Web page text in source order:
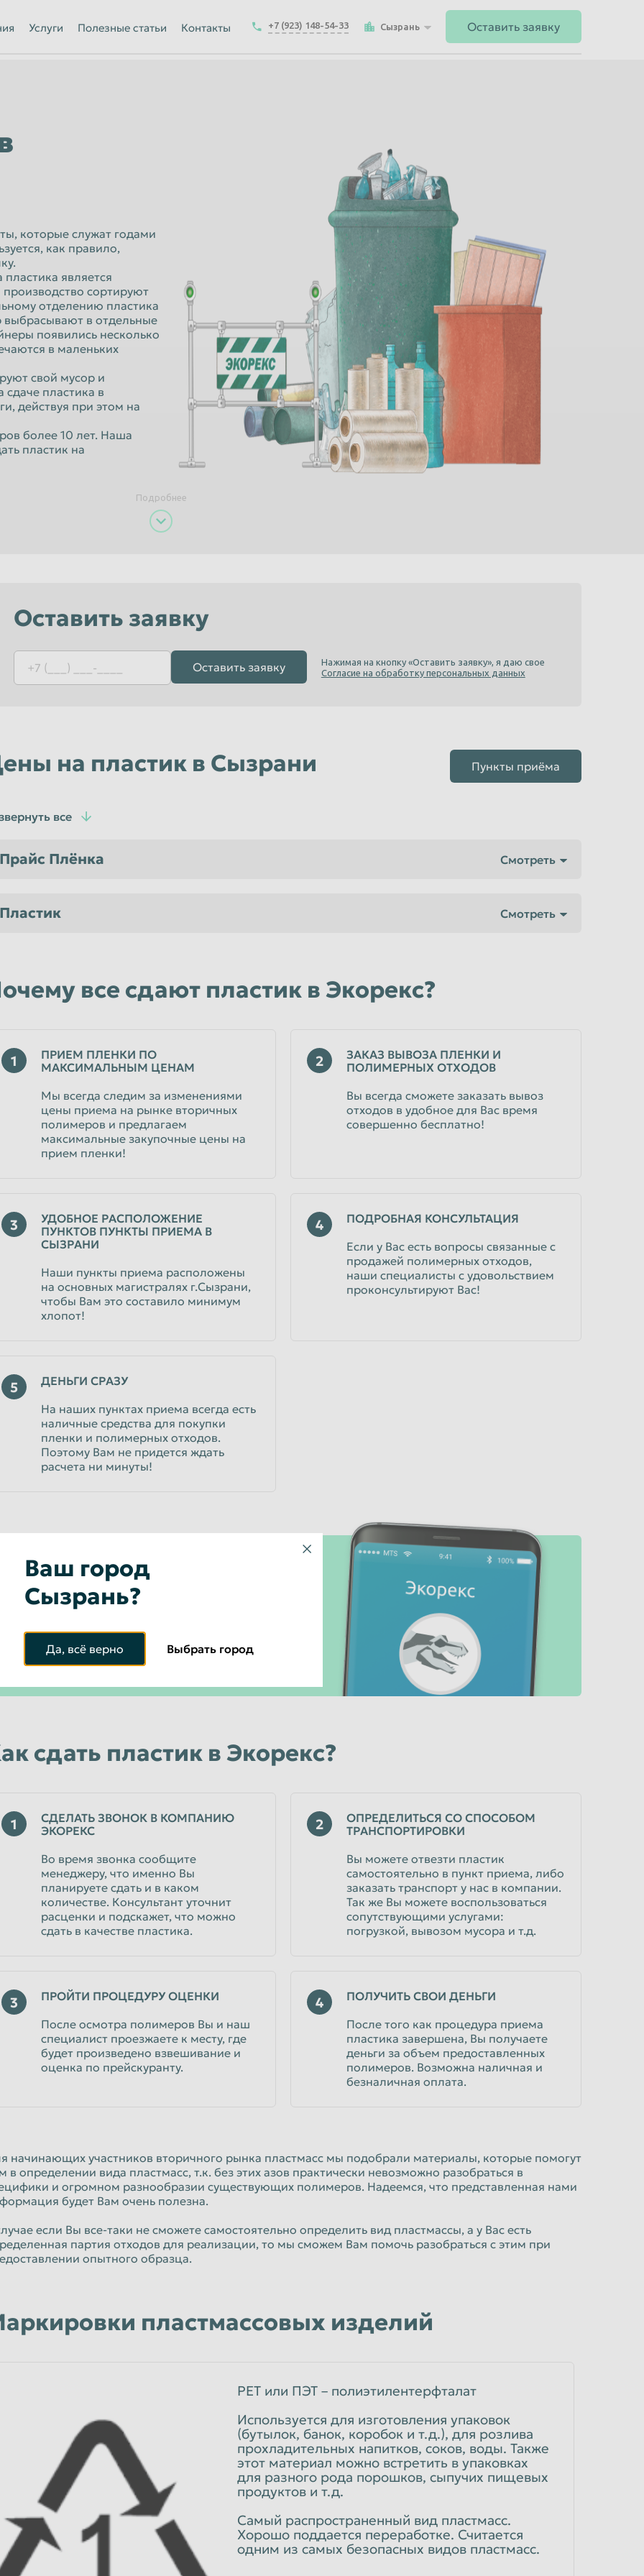
Йошкар-Ола
Новочеркасск
Орёл
Петропавловск-Камчатский
Смоленск
Старый Оскол
Улан-Удэ
Уфа
Услуги Полезные статьи Контакты +7 (923) 148-54-33 Сызрань Оставить заявку
которые служат годами
как правило,
является
сортируют
отделению пластика
выбрасывают в отдельные
появились несколько
в маленьких
свой мусор и
пластика в
действуя при этом на
более 10 лет. Наша
пластик на
Подробнее
Оставить заявку
Оставить заявку
Нажимая на кнопку «Оставить заявку», я даю свое
Согласие на обработку персональных данных
на пластик в Сызрани Пункты приёма
все
Прайс Плёнка
Пластик
все сдают пластик в Экорекс?
1
ПРИЕМ ПЛЕНКИ ПО
МАКСИМАЛЬНЫМ ЦЕНАМ
Мы всегда следим за изменениями
цены приема на рынке вторичных
полимеров и предлагаем
максимальные закупочные цены на
прием пленки!
2
ЗАКАЗ ВЫВОЗА ПЛЕНКИ И
ПОЛИМЕРНЫХ ОТХОДОВ
Вы всегда сможете заказать вывоз
отходов в удобное для Вас время
совершенно бесплатно!
3
УДОБНОЕ РАСПОЛОЖЕНИЕ
ПУНКТОВ ПУНКТЫ ПРИЕМА В
СЫЗРАНИ
Наши пункты приема расположены
на основных магистралях г.Сызрани,
чтобы Вам это составило минимум
хлопот!
4
ПОДРОБНАЯ КОНСУЛЬТАЦИЯ
Если у Вас есть вопросы связанные с
продажей полимерных отходов,
наши специалисты с удовольствием
проконсультируют Вас!
5
ДЕНЬГИ СРАЗУ
На наших пунктах приема всегда есть
наличные средства для покупки
пленки и полимерных отходов.
Поэтому Вам не придется ждать
расчета ни минуты!
Звоните по единому номеру
+7 (923) 148-54-33
Или по телефону +7 (923) 148-54-33
сдать пластик в Экорекс?
1
СДЕЛАТЬ ЗВОНОК В КОМПАНИЮ
ЭКОРЕКС
Во время звонка сообщите
менеджеру, что именно Вы
планируете сдать и в каком
количестве. Консультант уточнит
расценки и подскажет, что можно
сдать в качестве пластика.
2
ОПРЕДЕЛИТЬСЯ СО СПОСОБОМ
ТРАНСПОРТИРОВКИ
Вы можете отвезти пластик
самостоятельно в пункт приема, либо
заказать транспорт у нас в компании.
Так же Вы можете воспользоваться
сопутствующими услугами:
погрузкой, вывозом мусора и т.д.
3
ПРОЙТИ ПРОЦЕДУРУ ОЦЕНКИ
После осмотра полимеров Вы и наш
специалист проезжаете к месту, где
будет произведено взвешивание и
оценка по прейскуранту.
4
ПОЛУЧИТЬ СВОИ ДЕНЬГИ
После того как процедура приема
пластика завершена, Вы получаете
деньги за объем предоставленных
полимеров. Возможна наличная и
безналичная оплата.
начинающих участников вторичного рынка пластмасс мы подобрали материалы, которые помогут
в определении вида пластмасс, т.к. без этих азов практически невозможно разобраться в
и огромном разнообразии существующих полимеров. Надеемся, что представленная нами
будет Вам очень полезна.
если Вы все-таки не сможете самостоятельно определить вид пластмассы, а у Вас есть
партия отходов для реализации, то мы сможем Вам помочь разобраться с этим при
опытного образца.
пластмассовых изделий
PET или ПЭТ – полиэтилентерфталат
Используется для изготовления упаковок
(бутылок, банок, коробок и т.д.), для розлива
прохладительных напитков, соков, воды. Также
этот материал можно встретить в упаковках
для разного рода порошков, сыпучих пищевых
продуктов и т.д.
Самый распространенный вид пластмасс.
Хорошо поддается переработке. Считается
одним из самых безопасных видов пластмасс.
Ваш город
Сызрань?
Да, всё верно Выбрать город